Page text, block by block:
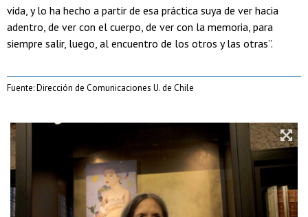
vida, y lo ha hecho a partir de esa práctica suya de ver hacia
adentro, de ver con el cuerpo, de ver con la memoria, para
siempre salir, luego, al encuentro de los otros y las otras”.
Fuente: Dirección de Comunicaciones U. de Chile